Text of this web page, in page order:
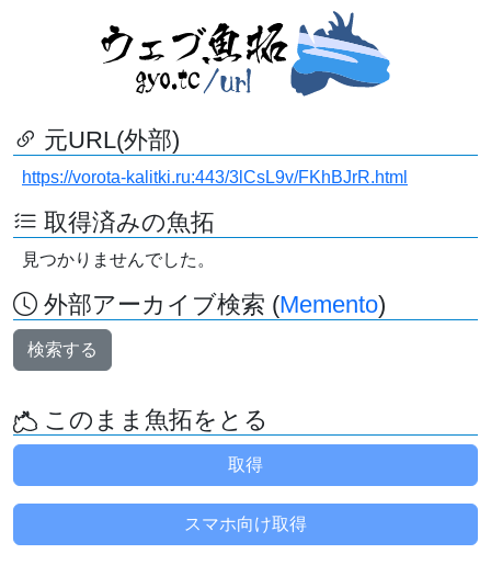
元URL(外部)
https://vorota-kalitki.ru:443/3lCsL9v/FKhBJrR.html
取得済みの魚拓
見つかりませんでした。
外部アーカイブ検索 (Memento)
検索する
このまま魚拓をとる